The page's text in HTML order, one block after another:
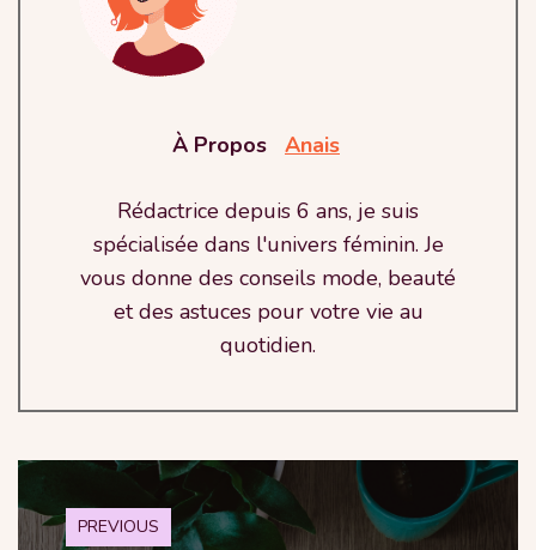
À Propos Anais
Rédactrice depuis 6 ans, je suis
spécialisée dans l'univers féminin. Je
vous donne des conseils mode, beauté
et des astuces pour votre vie au
quotidien.
PREVIOUS